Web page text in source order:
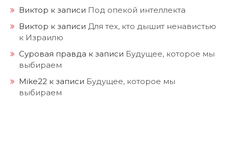
Виктор к записи Под опекой интеллекта
Виктор к записи Для тех, кто дышит ненавистью
к Израилю
Суровая правда к записи Будущее, которое мы
выбираем
Mike22 к записи Будущее, которое мы
выбираем